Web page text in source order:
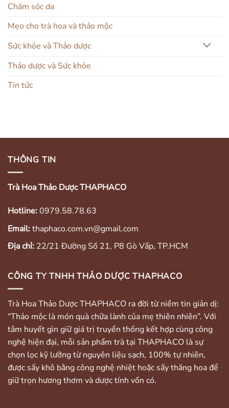
Chăm sóc da
Mẹo cho trà hoa và thảo mộc
Sức khỏe và Thảo dược
Thảo dược và Sức khỏe
Tin tức
THÔNG TIN
Trà Hoa Thảo Dược THAPHACO
Hotline:0979.58.78.63
Email:thaphaco.com.vn@gmail.com
Địa chỉ: 22/21 Đường Số 21, P8 Gò Vấp, TP.HCM
CÔNG TY TNHH THẢO DƯỢC THAPHACO
Trà Hoa Thảo Dược THAPHACO ra đời từ niềm tin giản dị:
“Thảo mộc là món quà chữa lành của mẹ thiên nhiên”. Với
tâm huyết gìn giữ giá trị truyền thống kết hợp cùng công
nghệ hiện đại, mỗi sản phẩm trà tại THAPHACO là sự
chọn lọc kỹ lưỡng từ nguyên liệu sạch, 100% tự nhiên,
được sấy khô bằng công nghệ nhiệt hoặc sấy thăng hoa để
giữ trọn hương thơm và dược tính vốn có.